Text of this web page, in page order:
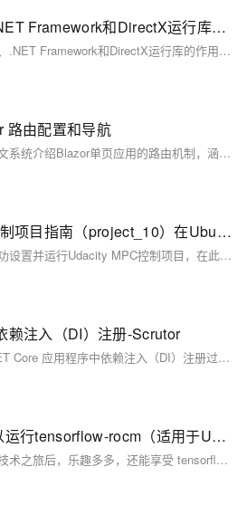
Visual C++运行库、.NET Framework和DirectX运行库的作用及常见问题解决方案，涵盖MSVCP140.dll丢失、0xc000007b错误等典型故障的修复方法
本文介绍Visual C++运行库、.NET Framework和DirectX运行库的作用及常见问题解决方案，涵盖MSVCP140.dll丢失、0xc000007b错误等典型故障的修复方法，提供官方下载链接与系统修复工具使用指南。
路由配置和导航
大家好，我是码农刚子。本文系统介绍Blazor单页应用的路由机制，涵盖基础配置、路由参数、编程式导航及高级功能。通过@page指令定义路由，支持参数约束、可选参数与通配符捕获，结合NavigationManager实现页面跳转与参数传递，并演示用户管理、产品展示等典型场景，全面掌握Blazor路由从入门到实战的完整方案。
运行Udacity的MPC控制项目指南（project_10）在Ubuntu 18.04环境下
以上步骤应该能够帮助您成功设置并运行Udacity MPC控制项目，在此过程中您将学习如何应用模型预测控制理论去指导车辆沿着轨迹自主驾驶，在模拟环境下测试其效果。这个过程不但涵盖了理论知识也有实践操作，对于学习自动驾驶车辆控制系统非常有帮助。
赖注入（DI）注册-Scrutor
Scrutor 是一个简化 ASP.NET Core 应用程序中依赖注入（DI）注册过程的开源库，支持自动扫描和注册服务。通过简单的配置，开发者可以轻松地从指定程序集中筛选、注册服务，并设置其生命周期，同时支持服务装饰等高级功能。适用于大型项目，提高代码的可维护性和简洁性。仓库地址：&lt;https://github.com/khellang/Scrutor&gt;
源码编译安装ROCm以运行tensorflow-rocm（适用于Ubuntu 23.04）
总结一番，完成这趟奇妙的技术之旅后，乐趣多多，还能享受 tensorflow-rocm 带来的便利和速度。这趟旅程需要耐心，勇气，以及对技术的热爱。朋友，做好准备，让你的Ubuntu系统展翅高飞吧！